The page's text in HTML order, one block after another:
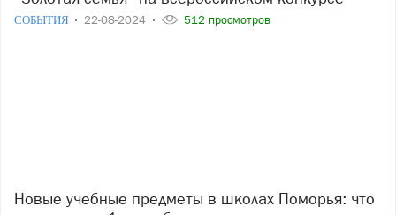
СОБЫТИЯ 22-08-2024 512 просмотров
Новые учебные предметы в школах Поморья: что